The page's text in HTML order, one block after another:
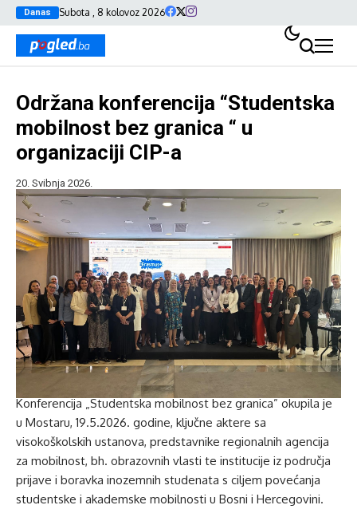
Danas Subota , 8 kolovoz 2026
Održana konferencija “Studentska
mobilnost bez granica “ u
organizaciji CIP-a
20. Svibnja 2026.
Konferencija „Studentska mobilnost bez granica” okupila je
u Mostaru, 19.5.2026. godine, ključne aktere sa
visokoškolskih ustanova, predstavnike regionalnih agencija
za mobilnost, bh. obrazovnih vlasti te institucije iz područja
prijave i boravka inozemnih studenata s ciljem povećanja
studentske i akademske mobilnosti u Bosni i Hercegovini.